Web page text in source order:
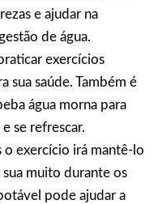
e ajudar na
de água.
exercícios
sua saúde. Também é
água morna para
se refrescar.
o exercício irá mantê-lo
muito durante os
pode ajudar a